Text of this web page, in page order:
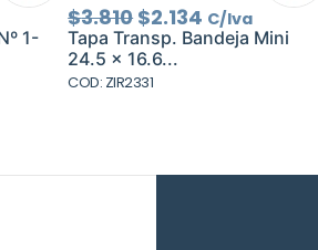
1-
$3.810El
precio
original
era:
$3.810.
$2.134 El
precio
actual
C/Iva
Tapa Transp. Bandeja Mini
24.5 x 16.6...
COD: ZIR2331